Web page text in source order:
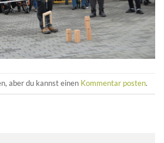
aber du kannst einen Kommentar posten.